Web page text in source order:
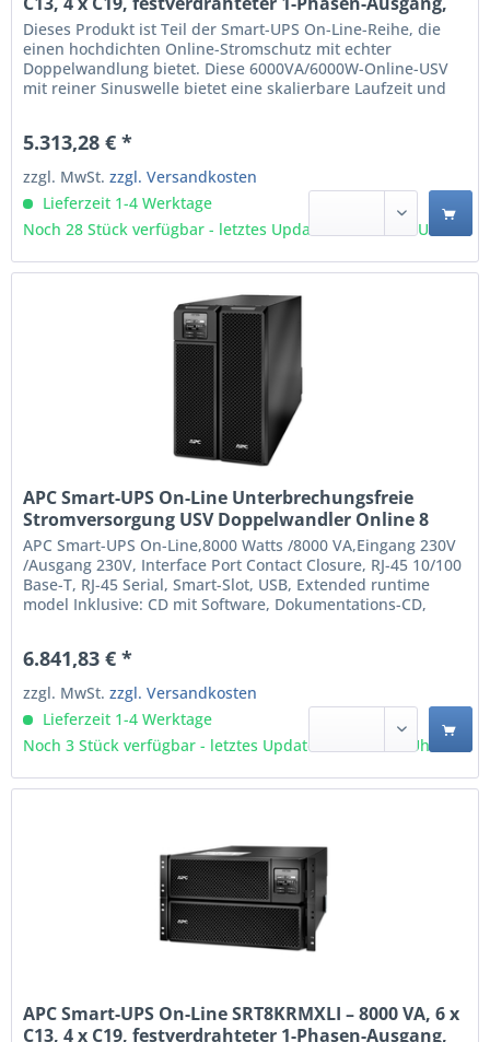
Rack-montierbar, eingebettetes NMC
(SRT6KRMXLI)
Dieses Produkt ist Teil der Smart-UPS On-Line-Reihe, die
einen hochdichten Online-Stromschutz mit echter
Doppelwandlung bietet. Diese 6000VA/6000W-Online-USV
mit reiner Sinuswelle bietet eine skalierbare Laufzeit und
Netzwerkmanagement-Karte für netzwerkbasierte...
5.313,28 € *
zzgl. MwSt.zzgl. Versandkosten
Lieferzeit 1-4 Werktage
Noch 28 Stück verfügbar - letztes Update 07.08 - 3:03 Uhr
APC Smart-UPS On-Line Unterbrechungsfreie
Stromversorgung USV Doppelwandler Online 8
kVA 8000 W 10 AC-Ausgänge (SRT8KXLI)
APC Smart-UPS On-Line,8000 Watts /8000 VA,Eingang 230V
/Ausgang 230V, Interface Port Contact Closure, RJ-45 10/100
Base-T, RJ-45 Serial, Smart-Slot, USB, Extended runtime
model Inklusive: CD mit Software, Dokumentations-CD,
Wellenform: Sine 10 AC-Ausgänge Plombierte...
6.841,83 € *
zzgl. MwSt.zzgl. Versandkosten
Lieferzeit 1-4 Werktage
Noch 3 Stück verfügbar - letztes Update 07.08 - 3:03 Uhr
APC Smart-UPS On-Line SRT8KRMXLI – 8000 VA, 6 x
C13, 4 x C19, festverdrahteter 1-Phasen-Ausgang,